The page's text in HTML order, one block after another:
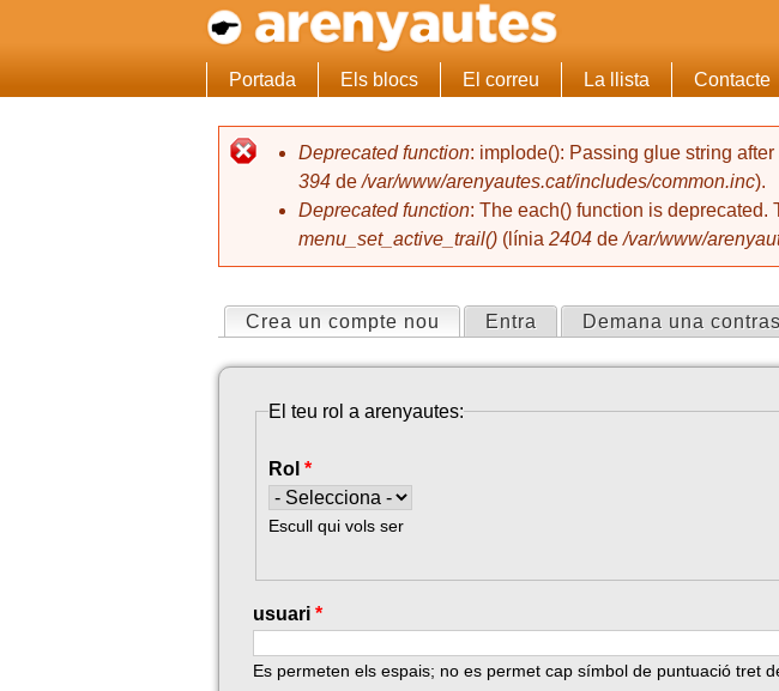
M
n
r
i
Portada Els blocs El correu La llista Contacte
Missatge d'error
Deprecated function: implode(): Passing glue string
394 de/var/www/arenyautes.cat/includes/common.inc).
Deprecated function: The each() function is
menu_set_active_trail() (línia 2404 de/var/www/
Crea un compte nou (pestanya activa)
Entra Demana una
El teu rol a arenyautes:
Rol *
Escull qui vols ser
usuari *
Es permeten els espais; no es permet cap símbol de puntuació tret